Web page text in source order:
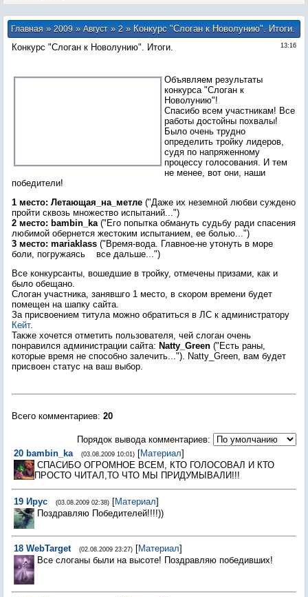
Главная»2009 » Август » 2» Конкурс "Слоган к Новолунию". Итоги.
13:16
Конкурс "Слоган к Новолунию". Итоги.
Объявляем результаты
конкурса "Слоган к
Новолунию"!
Спасибо всем участникам! Все
работы достойны похвалы!
Было очень трудно
определить тройку лидеров,
судя по напряженному
процессу голосования. И тем
не менее, вот они, наши
победители!
1 место: Летающая_на_метле ("Даже их неземной любви суждено
пройти сквозь множество испытаний...")
2 место: bambin_ka ("Его попытка обмануть судьбу ради спасения
любимой обернется жестоким испытанием, ее болью...")
3 место: mariaklass ("Время-вода. Главное-не утонуть в море
боли, погружаясь все дальше...")
Все конкурсанты, вошедшие в тройку, отмечены призами, как и
было обещано.
Слоган участника, занявшго 1 место, в скором времени будет
помещен на шапку сайта.
За присвоением титула можно обратиться в ЛС к администратору
Кейт.
Также хочется отметить пользователя, чей слоган очень
понравился администрации сайта: Natty_Green ("Есть раны,
которые время не способно залечить..."). Natty_Green, вам будет
присвоен статус на ваш выбор.
Всего комментариев: 20
Порядок вывода комментариев:
20 bambin_ka (03.08.2009 10:01) [Материал]
СПАСИБО ОГРОМНОЕ ВСЕМ, КТО ГОЛОСОВАЛ И КТО
ПРОСТО ЧИТАЛ,ТО ЧТО МЫ ПРИДУМЫВАЛИ!!!
19 Ирус (03.08.2009 02:38) [Материал]
Поздравляю Победителей!!!!))
18 WebTarget (02.08.2009 23:27) [Материал]
Все слоганы были на высоте! Поздравляю победивших!